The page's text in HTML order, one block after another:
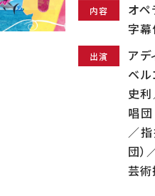
内容
オペ
字幕
出演
アデ
ベル
史利
唱団
／
団）
芸術